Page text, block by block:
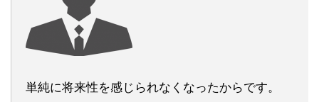
単純に将来性を感じられなくなったからです。